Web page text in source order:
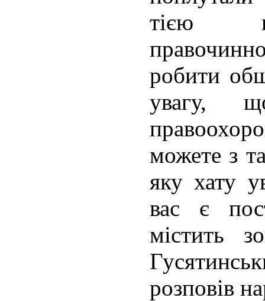
тією
робити
увагу,
можете з
яку хату
вас є
містить
розповів